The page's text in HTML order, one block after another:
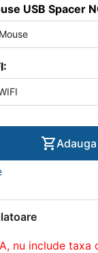
USB Spacer
nu include taxa